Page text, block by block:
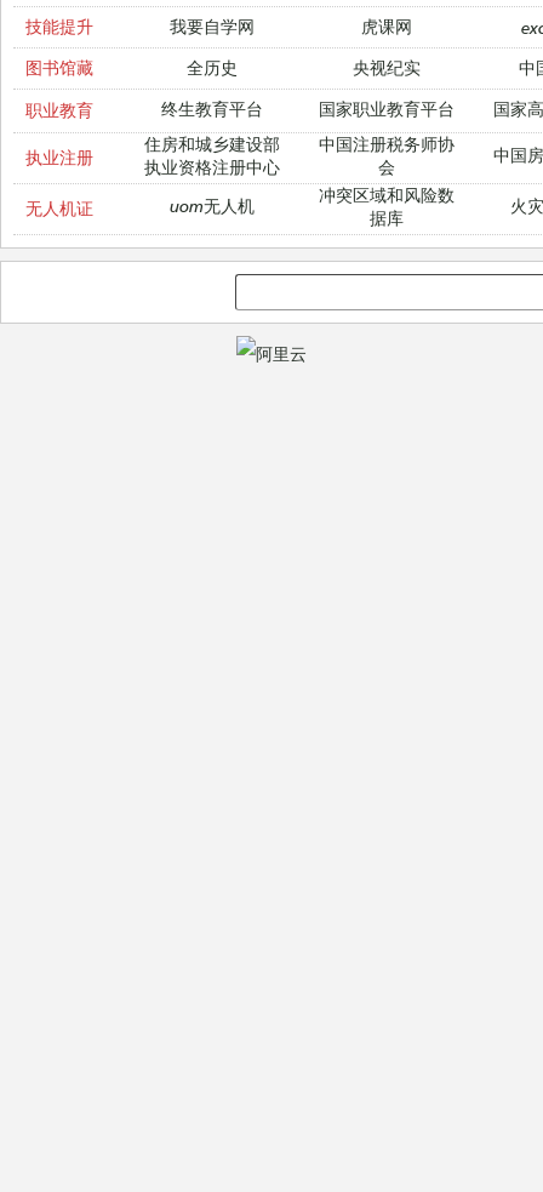
技能提升 我要自学网 虎课网
图书馆藏
全历史 央视纪实 中
职业教育 终生教育平台 国家职业教育平台 国家
执业注册
住房和城乡建设部
执业资格注册中心
中国注册税务师协
会
中国
无人机证 uom无人机
冲突区域和风险数
据库
火